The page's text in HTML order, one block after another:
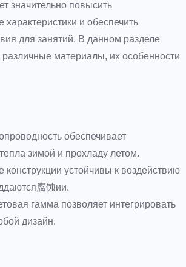
значительно повысить
характеристики и обеспечить
для занятий. В данном разделе
материалы, их особенности
обеспечивает
зимой и прохладу летом.
конструкции устойчивы к воздействию
腐蚀ии.
гамма позволяет интегрировать
дизайн.